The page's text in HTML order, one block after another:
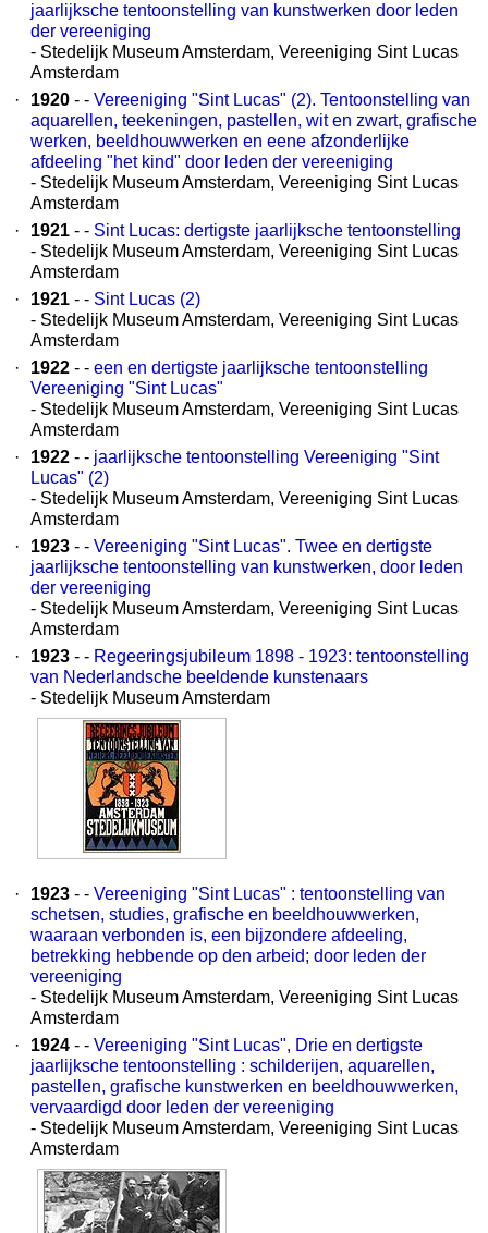
jaarlijksche tentoonstelling van kunstwerken door leden
der vereeniging
- Stedelijk Museum Amsterdam, Vereeniging Sint Lucas
Amsterdam
·
1920 - - Vereeniging "Sint Lucas" (2). Tentoonstelling van
aquarellen, teekeningen, pastellen, wit en zwart, grafische
werken, beeldhouwwerken en eene afzonderlijke
afdeeling "het kind" door leden der vereeniging
- Stedelijk Museum Amsterdam, Vereeniging Sint Lucas
Amsterdam
·
1921 - - Sint Lucas: dertigste jaarlijksche tentoonstelling
- Stedelijk Museum Amsterdam, Vereeniging Sint Lucas
Amsterdam
·
1921 - - Sint Lucas (2)
- Stedelijk Museum Amsterdam, Vereeniging Sint Lucas
Amsterdam
·
1922 - - een en dertigste jaarlijksche tentoonstelling
Vereeniging "Sint Lucas"
- Stedelijk Museum Amsterdam, Vereeniging Sint Lucas
Amsterdam
·
1922 - - jaarlijksche tentoonstelling Vereeniging "Sint
Lucas" (2)
- Stedelijk Museum Amsterdam, Vereeniging Sint Lucas
Amsterdam
·
1923 - - Vereeniging "Sint Lucas". Twee en dertigste
jaarlijksche tentoonstelling van kunstwerken, door leden
der vereeniging
- Stedelijk Museum Amsterdam, Vereeniging Sint Lucas
Amsterdam
·
1923 - - Regeeringsjubileum 1898 - 1923: tentoonstelling
van Nederlandsche beeldende kunstenaars
- Stedelijk Museum Amsterdam
· 1923 - - Vereeniging "Sint Lucas" : tentoonstelling van
schetsen, studies, grafische en beeldhouwwerken,
waaraan verbonden is, een bijzondere afdeeling,
betrekking hebbende op den arbeid; door leden der
vereeniging
- Stedelijk Museum Amsterdam, Vereeniging Sint Lucas
Amsterdam
·
1924 - - Vereeniging "Sint Lucas", Drie en dertigste
jaarlijksche tentoonstelling : schilderijen, aquarellen,
pastellen, grafische kunstwerken en beeldhouwwerken,
vervaardigd door leden der vereeniging
- Stedelijk Museum Amsterdam, Vereeniging Sint Lucas
Amsterdam